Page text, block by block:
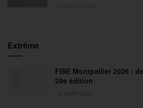
Extrême
FISE Montpellier 2026 :
29e édition